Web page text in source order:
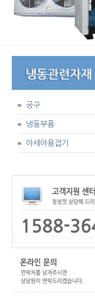
공구
냉동부품
아세아용접기